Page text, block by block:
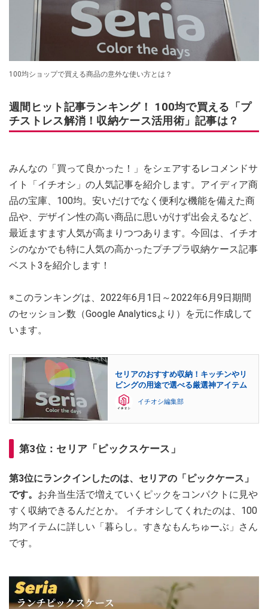
100均ショップで買える商品の意外な使い方とは？
週間ヒット記事ランキング！ 100均で買える「プ
チストレス解消！収納ケース活用術」記事は？
みんなの「買って良かった！」をシェアするレコメンドサ
イト「イチオシ」の人気記事を紹介します。アイディア商
品の宝庫、100均。安いだけでなく便利な機能を備えた商
品や、デザイン性の高い商品に思いがけず出会えるなど、
最近ますます人気が高まりつつあります。今回は、イチオ
シのなかでも特に人気の高かったプチプラ収納ケース記事
ベスト3を紹介します！
※このランキングは、2022年6月1日～2022年6月9日期間
のセッション数（Google Analyticsより）を元に作成して
います。
セリアのおすすめ収納！キッチンやリ
ビングの用途で選べる厳選神アイテム
イチオシ編集部
第3位：セリア「ピックスケース」
第3位にランクインしたのは、セリアの「ピックケース」
です。 お弁当生活で増えていくピックをコンパクトに見や
すく収納できるんだとか。 イチオシしてくれたのは、100
均アイテムに詳しい「暮らし。すきなもんちゅーぶ」さん
です。